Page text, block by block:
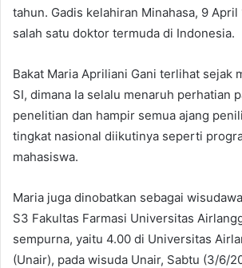
tahun. Gadis kelahiran Minahasa, 9
salah satu doktor termuda di Indonesia.
Bakat Maria Apriliani Gani terlihat sejak
SI, dimana Ia selalu menaruh perhatian
penelitian dan hampir semua ajang
tingkat nasional diikutinya seperti
mahasiswa.
Maria juga dinobatkan sebagai
S3 Fakultas Farmasi Universitas
sempurna, yaitu 4.00 di Universitas
(Unair), pada wisuda Unair, Sabtu (3/6/